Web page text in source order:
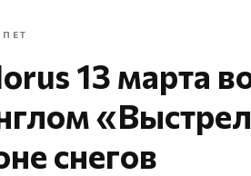
13 марта
снегов